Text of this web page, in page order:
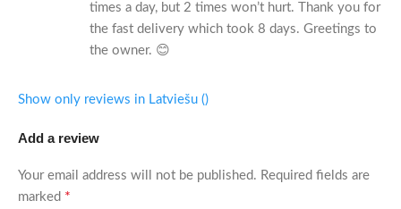
times a day, but 2 times won’t hurt. Thank you for
the fast delivery which took 8 days. Greetings to
the owner. 😊
Show only reviews in Latviešu ()
Add a review
Your email address will not be published. Required fields are
marked *